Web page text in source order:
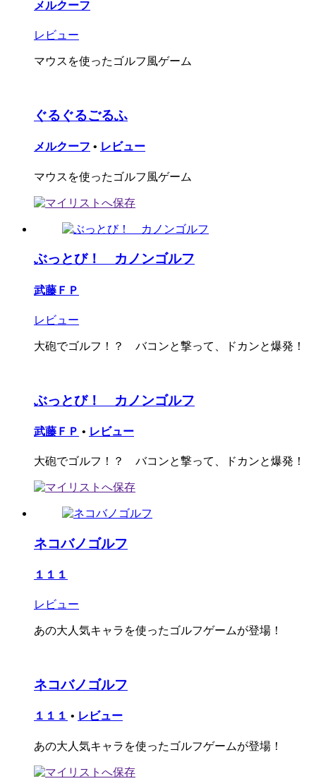
メルクーフ
レビュー
マウスを使ったゴルフ風ゲーム
ぐるぐるごるふ
メルクーフ • レビュー
マウスを使ったゴルフ風ゲーム
ぶっとび！ カノンゴルフ
武藤ＦＰ
レビュー
大砲でゴルフ！？ バコンと撃って、ドカンと爆発！
ぶっとび！ カノンゴルフ
武藤ＦＰ • レビュー
大砲でゴルフ！？ バコンと撃って、ドカンと爆発！
ネコバノゴルフ
１１１
レビュー
あの大人気キャラを使ったゴルフゲームが登場！
ネコバノゴルフ
１１１ • レビュー
あの大人気キャラを使ったゴルフゲームが登場！